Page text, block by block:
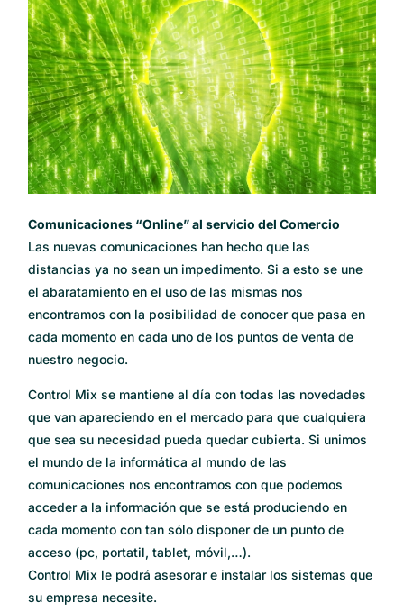
Comunicaciones “Online” al servicio del Comercio
Las nuevas comunicaciones han hecho que las
distancias ya no sean un impedimento. Si a esto se une
el abaratamiento en el uso de las mismas nos
encontramos con la posibilidad de conocer que pasa en
cada momento en cada uno de los puntos de venta de
nuestro negocio.
Control Mix se mantiene al día con todas las novedades
que van apareciendo en el mercado para que cualquiera
que sea su necesidad pueda quedar cubierta. Si unimos
el mundo de la informática al mundo de las
comunicaciones nos encontramos con que podemos
acceder a la información que se está produciendo en
cada momento con tan sólo disponer de un punto de
acceso (pc, portatil, tablet, móvil,…).
Control Mix le podrá asesorar e instalar los sistemas que
su empresa necesite.